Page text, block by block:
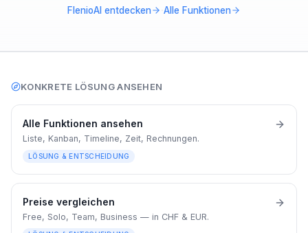
FlenioAI entdecken Alle Funktionen
KONKRETE LÖSUNG ANSEHEN
Alle Funktionen ansehen
Liste, Kanban, Timeline, Zeit, Rechnungen.
LÖSUNG & ENTSCHEIDUNG
Preise vergleichen
Free, Solo, Team, Business — in CHF & EUR.